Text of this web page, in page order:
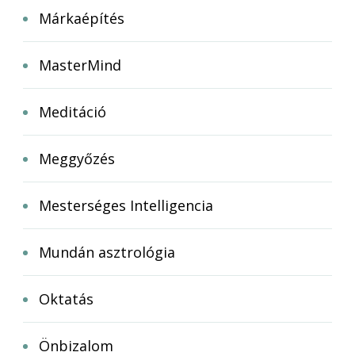
Márkaépítés
MasterMind
Meditáció
Meggyőzés
Mesterséges Intelligencia
Mundán asztrológia
Oktatás
Önbizalom